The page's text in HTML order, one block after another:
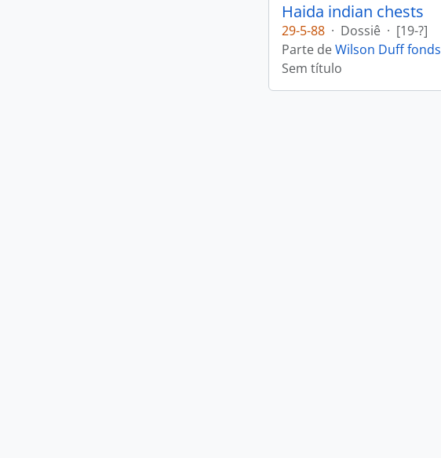
Haida indian chests
29-5-88 · Dossiê · [19-?]
Parte deWilson Duff fonds
Sem título